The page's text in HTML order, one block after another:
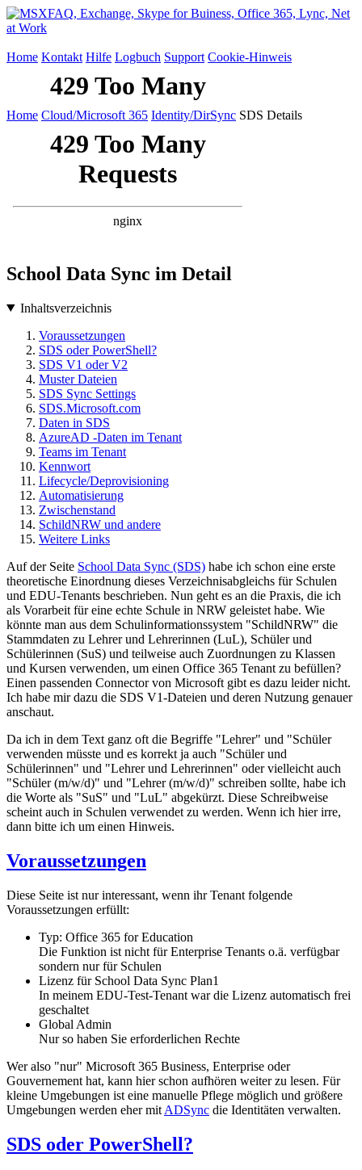
Home Kontakt Hilfe Logbuch Support Cookie-Hinweis
Home Cloud/Microsoft 365 Identity/DirSync SDS Details
School Data Sync im Detail
Inhaltsverzeichnis
Voraussetzungen
SDS oder PowerShell?
SDS V1 oder V2
Muster Dateien
SDS Sync Settings
SDS.Microsoft.com
Daten in SDS
AzureAD -Daten im Tenant
Teams im Tenant
Kennwort
Lifecycle/Deprovisioning
Automatisierung
Zwischenstand
SchildNRW und andere
Weitere Links
Auf der Seite School Data Sync (SDS) habe ich schon eine erste
theoretische Einordnung dieses Verzeichnisabgleichs für Schulen
und EDU-Tenants beschrieben. Nun geht es an die Praxis, die ich
als Vorarbeit für eine echte Schule in NRW geleistet habe. Wie
könnte man aus dem Schulinformationssystem "SchildNRW" die
Stammdaten zu Lehrer und Lehrerinnen (LuL), Schüler und
Schülerinnen (SuS) und teilweise auch Zuordnungen zu Klassen
und Kursen verwenden, um einen Office 365 Tenant zu befüllen?
Einen passenden Connector von Microsoft gibt es dazu leider nicht.
Ich habe mir dazu die SDS V1-Dateien und deren Nutzung genauer
anschaut.
Da ich in dem Text ganz oft die Begriffe "Lehrer" und "Schüler
verwenden müsste und es korrekt ja auch "Schüler und
Schülerinnen" und "Lehrer und Lehrerinnen" oder vielleicht auch
"Schüler (m/w/d)" und "Lehrer (m/w/d)" schreiben sollte, habe ich
die Worte als "SuS" und "LuL" abgekürzt. Diese Schreibweise
scheint auch in Schulen verwendet zu werden. Wenn ich hier irre,
dann bitte ich um einen Hinweis.
Voraussetzungen
Diese Seite ist nur interessant, wenn ihr Tenant folgende
Voraussetzungen erfüllt:
Typ: Office 365 for Education
Die Funktion ist nicht für Enterprise Tenants o.ä. verfügbar
sondern nur für Schulen
Lizenz für School Data Sync Plan1
In meinem EDU-Test-Tenant war die Lizenz automatisch frei
geschaltet
Global Admin
Nur so haben Sie erforderlichen Rechte
Wer also "nur" Microsoft 365 Business, Enterprise oder
Gouvernement hat, kann hier schon aufhören weiter zu lesen. Für
kleine Umgebungen ist eine manuelle Pflege möglich und größere
Umgebungen werden eher mit ADSync die Identitäten verwalten.
SDS oder PowerShell?